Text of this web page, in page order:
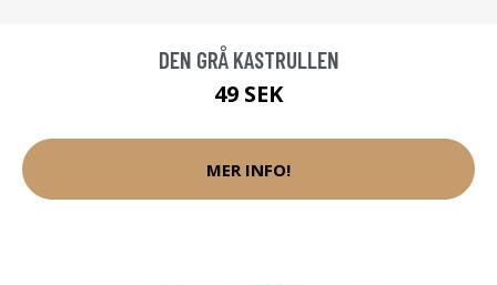
DEN GRÅ KASTRULLEN
49 SEK
MER INFO!